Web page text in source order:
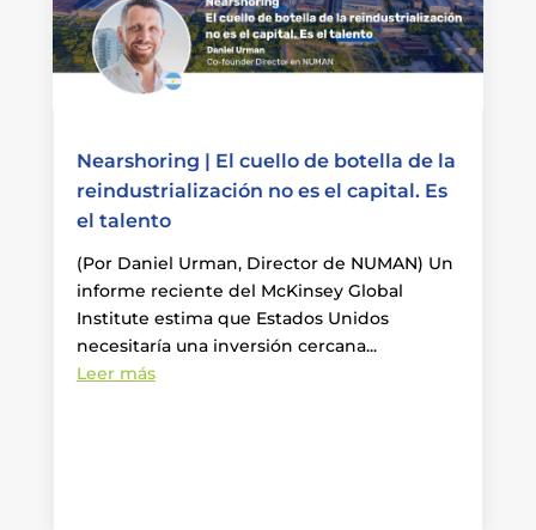
Nearshoring | El cuello de botella de la
reindustrialización no es el capital. Es
el talento
(Por Daniel Urman, Director de NUMAN) Un
informe reciente del McKinsey Global
Institute estima que Estados Unidos
necesitaría una inversión cercana...
Leer más